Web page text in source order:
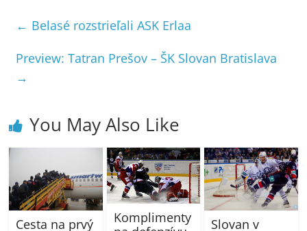
← Belasé rozstrieľali ASK Erlaa
Preview: Tatran Prešov – ŠK Slovan Bratislava
→
You May Also Like
Cesta na prvý
Komplimenty
Slovan v